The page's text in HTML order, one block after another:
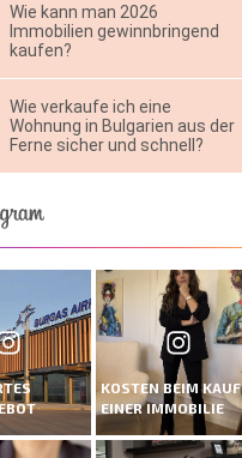
Wie kann man 2026
Immobilien gewinnbringend
kaufen?
Wie verkaufe ich eine
Wohnung in Bulgarien aus der
Ferne sicher und schnell?
KOSTEN BEIM KAUF
EINER IMMOBILIE